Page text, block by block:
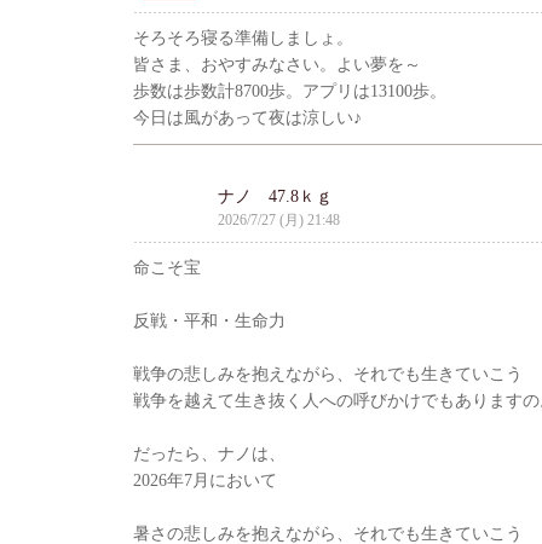
そろそろ寝る準備しましょ。
皆さま、おやすみなさい。よい夢を～
歩数は歩数計8700歩。アプリは13100歩。
今日は風があって夜は涼しい♪
ナノ 47.8ｋｇ
2026/7/27 (月) 21:48
命こそ宝
反戦・平和・生命力
戦争の悲しみを抱えながら、それでも生きていこう
戦争を越えて生き抜く人への呼びかけでもあります
だったら、ナノは、
2026年7月において
暑さの悲しみを抱えながら、それでも生きていこう